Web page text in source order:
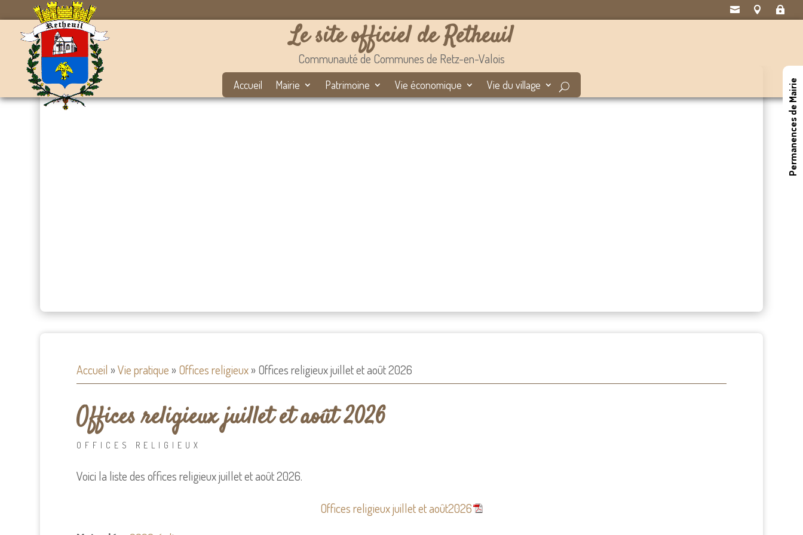
  
Le site officiel de Retheuil
Communauté de Communes de Retz-en-Valois
Accueil Mairie Patrimoine Vie économique Vie du village Permanences de Mairie
Accueil »Vie pratique »Offices religieux»Offices religieux juillet et août 2026
Offices religieux juillet et août 2026
OFFICES RELIGIEUX
Voici la liste des offices religieux juillet et août 2026.
Offices religieux juillet et août2026